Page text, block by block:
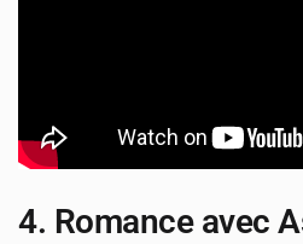
4. Romance avec